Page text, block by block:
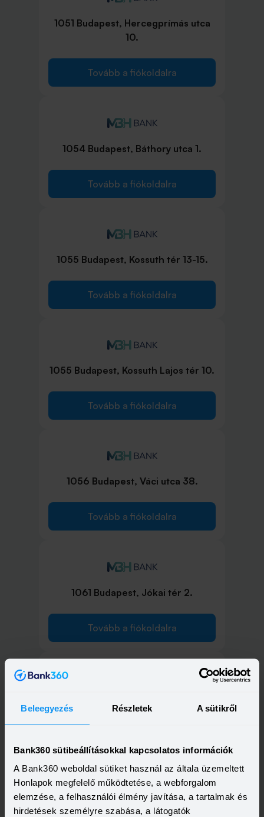
Beleegyezés Részletek A sütikről
Bank360 sütibeállításokkal kapcsolatos információk
A Bank360 weboldal sütiket használ az általa üzemeltett
Honlapok megfelelő működtetése, a webforgalom
elemzése, a felhasználói élmény javítása, a tartalmak és
hirdetések személyre szabása, a látogatók
1051 Budapest, Hercegprímás utca
10.
Tovább a fiókoldalra
1054 Budapest, Báthory utca 1.
Tovább a fiókoldalra
1055 Budapest, Kossuth tér 13-15.
Tovább a fiókoldalra
1055 Budapest, Kossuth Lajos tér 10.
Tovább a fiókoldalra
1056 Budapest, Váci utca 38.
Tovább a fiókoldalra
1061 Budapest, Jókai tér 2.
Tovább a fiókoldalra
1072 Budapest, Rákóczi út 42.
1075 Budapest, Károly körút 7.